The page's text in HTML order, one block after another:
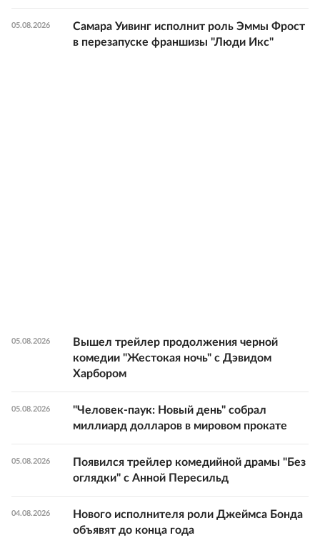
05.08.2026
Самара Уивинг исполнит роль Эммы Фрост
в перезапуске франшизы "Люди Икс"
05.08.2026
Вышел трейлер продолжения черной
комедии "Жестокая ночь" с Дэвидом
Харбором
05.08.2026
"Человек-паук: Новый день" собрал
миллиард долларов в мировом прокате
05.08.2026
Появился трейлер комедийной драмы "Без
оглядки" с Анной Пересильд
04.08.2026
Нового исполнителя роли Джеймса Бонда
объявят до конца года